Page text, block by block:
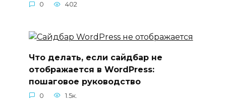
0 402
Что делать, если сайдбар не
отображается в WordPress:
пошаговое руководство
0 1.5к.